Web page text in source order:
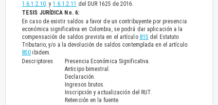
1.6.1.2.10. y 1.6.1.2.11 del DUR 1625 de 2016.
TESIS JURÍDICA No. 6:
En caso de existir saldos a favor de un contribuyente por presencia
económica significativa en Colombia, se podrá dar aplicación a la
compensación de saldos prevista en el artículo 815 del Estatuto
Tributario, y/o a la devolución de saldos contemplada en el artículo
850 ibidem.
Descriptores
Presencia Económica Significativa.
Anticipo bimestral.
Declaración.
Ingresos brutos.
Inscripción y actualización del RUT.
Retención en la fuente.